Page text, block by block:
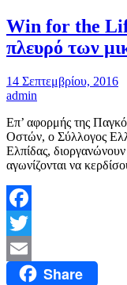
Win for the
πλευρό των
14 Σεπτεμβρίου, 2016
admin
Επ’ αφορμής της
Οστών, ο Σύλλογος
Ελπίδας,
αγωνίζονται να
Facebook
Twitter
Email Share